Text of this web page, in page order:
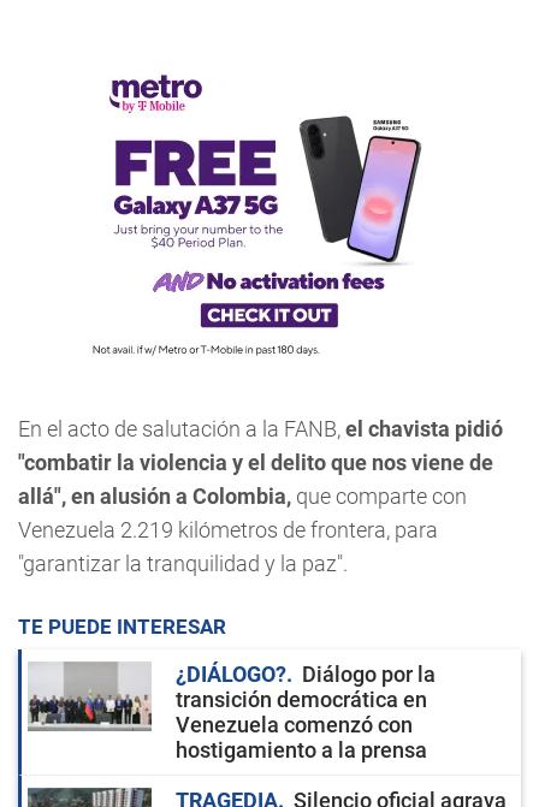
En el acto de salutación a la FANB,el chavista pidió
"combatir la violencia y el delito que nos viene de
allá", en alusión a Colombia, que comparte con
Venezuela 2.219 kilómetros de frontera, para
"garantizar la tranquilidad y la paz".
TE PUEDE INTERESAR
¿DIÁLOGO?
Diálogo por la
transición democrática en
Venezuela comenzó con
hostigamiento a la prensa
TRAGEDIA
Silencio oficial agrava